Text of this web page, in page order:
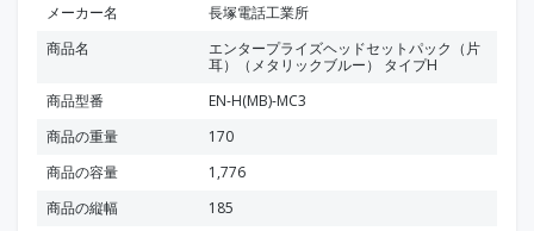
メーカー名
長塚電話工業所
商品名
エンタープライズヘッドセットパック（片
耳）（メタリックブルー） タイプH
商品型番
EN-H(MB)-MC3
商品の重量
170
商品の容量
1,776
商品の縦幅
185